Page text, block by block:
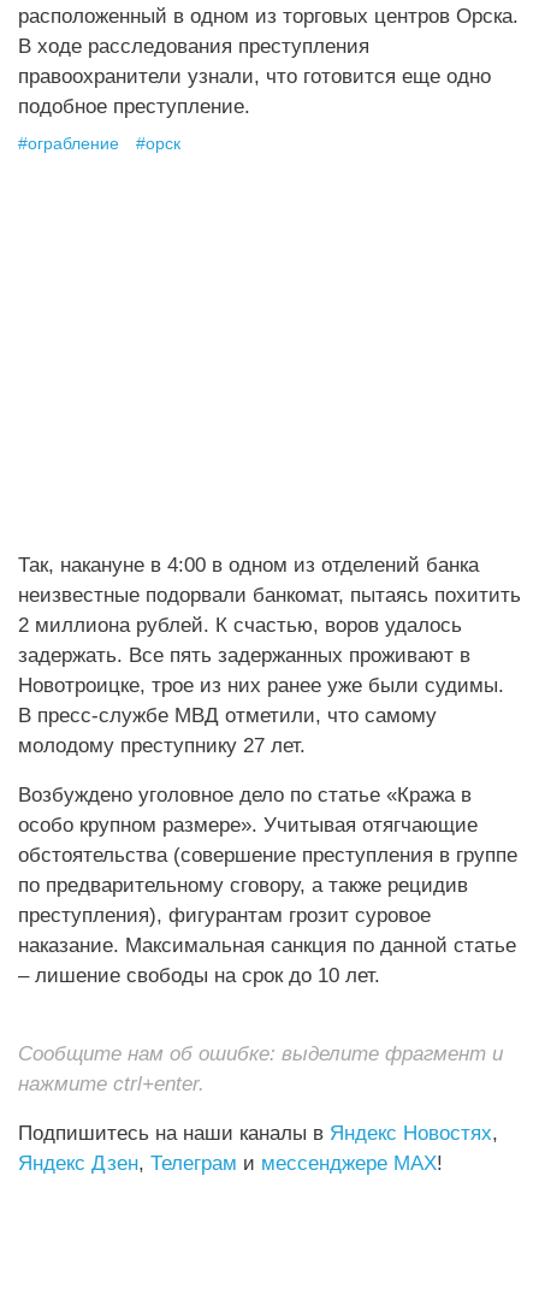
расположенный в одном из торговых центров Орска.
В ходе расследования преступления
правоохранители узнали, что готовится еще одно
подобное преступление.
#ограбление #орск
Так, накануне в 4:00 в одном из отделений банка
неизвестные подорвали банкомат, пытаясь похитить
2 миллиона рублей. К счастью, воров удалось
задержать. Все пять задержанных проживают в
Новотроицке, трое из них ранее уже были судимы.
В пресс-службе МВД отметили, что самому
молодому преступнику 27 лет.
Возбуждено уголовное дело по статье «Кража в
особо крупном размере». Учитывая отягчающие
обстоятельства (совершение преступления в группе
по предварительному сговору, а также рецидив
преступления), фигурантам грозит суровое
наказание. Максимальная санкция по данной статье
– лишение свободы на срок до 10 лет.
Сообщите нам об ошибке: выделите фрагмент и
нажмите ctrl+enter.
Подпишитесь на наши каналы в Яндекс Новостях,
Яндекс Дзен, Телеграм и мессенджере MAX!